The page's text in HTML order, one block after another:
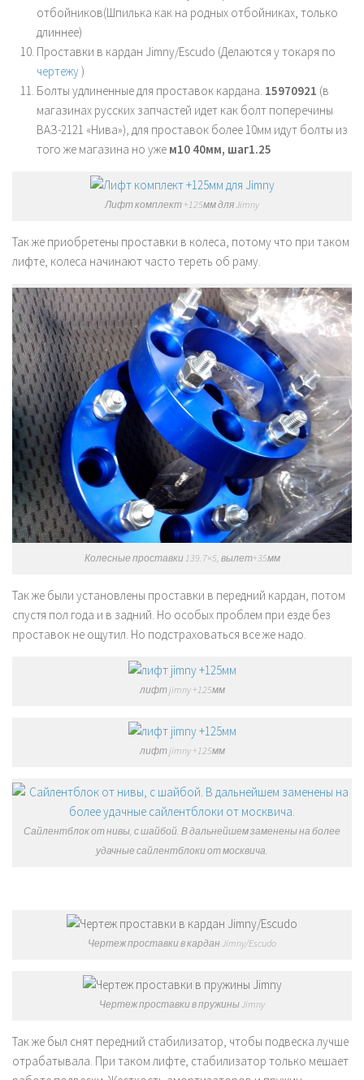
отбойников(Шпилька как на родных отбойниках, только
длиннее)
Проставки в кардан Jimny/Escudo (Делаются у токаря по
чертежу)
Болты удлиненные для проставок кардана. 15970921 (в
магазинах русских запчастей идет как болт поперечины
ВАЗ-2121 «Нива»), для проставок более 10мм идут болты из
того же магазина но уже м10 40мм, шаг1.25
Лифт комплект +125мм для Jimny
Так же приобретены проставки в колеса, потому что при таком
лифте, колеса начинают часто тереть об раму.
Колесные проставки 139.7×5, вылет+35мм
Так же были установлены проставки в передний кардан, потом
спустя пол года и в задний. Но особых проблем при езде без
проставок не ощутил. Но подстраховаться все же надо.
лифт jimny +125мм
лифт jimny +125мм
Сайлентблок от нивы, с шайбой. В дальнейшем заменены на более
удачные сайлентблоки от москвича.
Чертеж проставки в кардан Jimny/Escudo
Чертеж проставки в пружины Jimny
Так же был снят передний стабилизатор, чтобы подвеска лучше
отрабатывала. При таком лифте, стабилизатор только мешает